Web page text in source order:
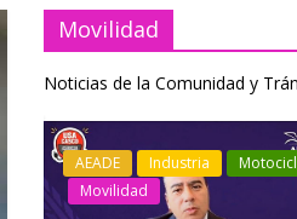
Movilidad
Noticias de la Comunidad y
Industria Movilidad
Varios